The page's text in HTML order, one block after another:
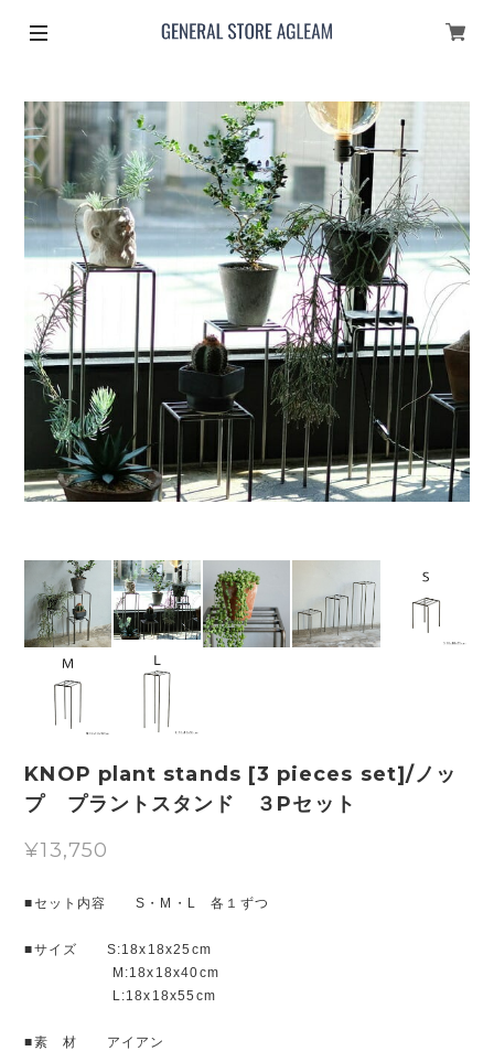
KNOP plant stands [3 pieces set]/ノッ
プ プラントスタンド ３Pセット
¥13,750
■セット内容 S・M・L 各１ずつ
■サイズ S:18x18x25cm
M:18x18x40cm
L:18x18x55cm
■素 材 アイアン